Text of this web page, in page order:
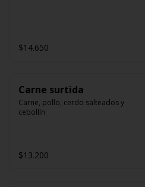
$14.650
Carne surtida
Carne, pollo, cerdo salteados y
cebollín
$13.200